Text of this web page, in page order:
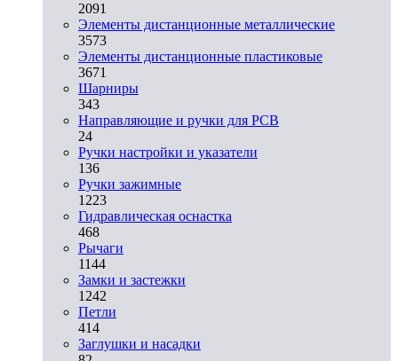
2091
Элементы дистанционные металлические
3573
Элементы дистанционные пластиковые
3671
Шарниры
343
Направляющие и ручки для PCB
24
Ручки настройки и указатели
136
Ручки зажимные
1223
Гидравлическая оснастка
468
Рычаги
1144
Замки и застежки
1242
Петли
414
Заглушки и насадки